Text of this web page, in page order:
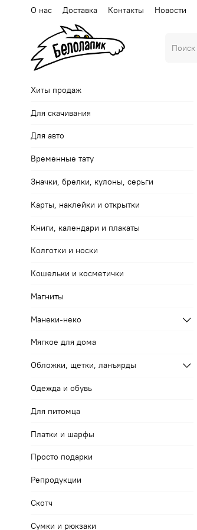
О нас Доставка Контакты Новости
Хиты продаж
Для скачивания
Для авто
Временные тату
Значки, брелки, кулоны, серьги
Карты, наклейки и открытки
Книги, календари и плакаты
Колготки и носки
Кошельки и косметички
Магниты
Манеки-неко
Мягкое для дома
Обложки, щетки, ланъярды
Одежда и обувь
Для питомца
Платки и шарфы
Просто подарки
Репродукции
Скотч
Сумки и рюкзаки